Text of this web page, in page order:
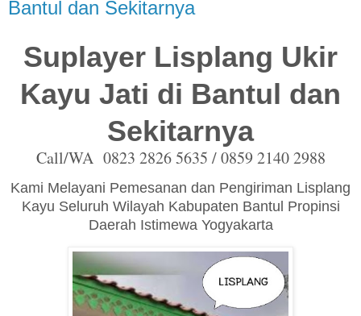
Bantul dan Sekitarnya
Suplayer Lisplang Ukir
Kayu Jati di Bantul dan
Sekitarnya
Call/WA 0823 2826 5635 / 0859 2140 2988
Kami Melayani Pemesanan dan Pengiriman Lisplang
Kayu Seluruh Wilayah Kabupaten Bantul Propinsi
Daerah Istimewa Yogyakarta